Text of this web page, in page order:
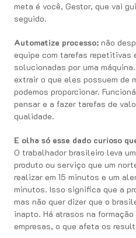
meta é você, Gestor, que vai
seguido.
Automatize processo: não
equipe com tarefas repetitivas
solucionadas por uma
extrair o que eles possuem de
podemos proporcionar.
pensar e a fazer tarefas de
qualidade.
E olha só esse dado curioso
O trabalhador brasileiro leva
produto ou serviço que um
realizar em 15 minutos e um
minutos. Isso significa que a
mas não quer dizer que o
inapto. Há atrasos na
empresas, o que afeta os